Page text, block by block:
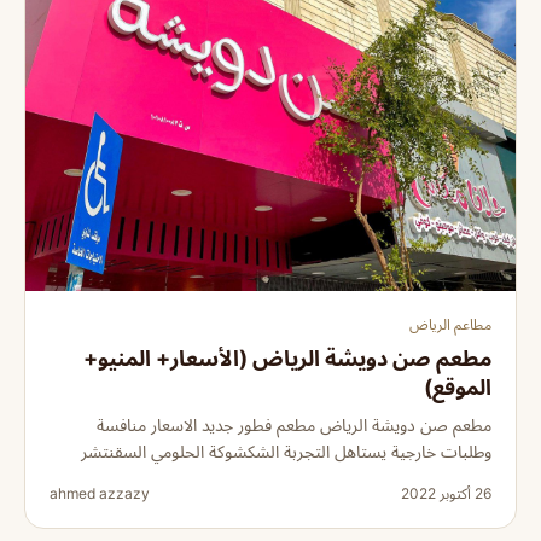
مطاعم الرياض
مطعم صن دويشة الرياض (الأسعار+ المنيو+
الموقع)
مطعم صن دويشة الرياض مطعم فطور جديد الاسعار منافسة
وطلبات خارجية يستاهل التجربة الشكشوكة الحلومي السقنتشر
26 أكتوبر 2022 ahmed azzazy